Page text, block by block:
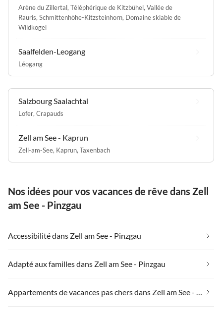
Arène du Zillertal, Téléphérique de Kitzbühel, Vallée de
Rauris, Schmittenhöhe-Kitzsteinhorn, Domaine skiable de
Wildkogel
Saalfelden-Leogang
Léogang
Salzbourg Saalachtal
Lofer, Crapauds
Zell am See - Kaprun
Zell-am-See, Kaprun, Taxenbach
Nos idées pour vos vacances de rêve dans Zell
am See - Pinzgau
Accessibilité dans Zell am See - Pinzgau
Adapté aux familles dans Zell am See - Pinzgau